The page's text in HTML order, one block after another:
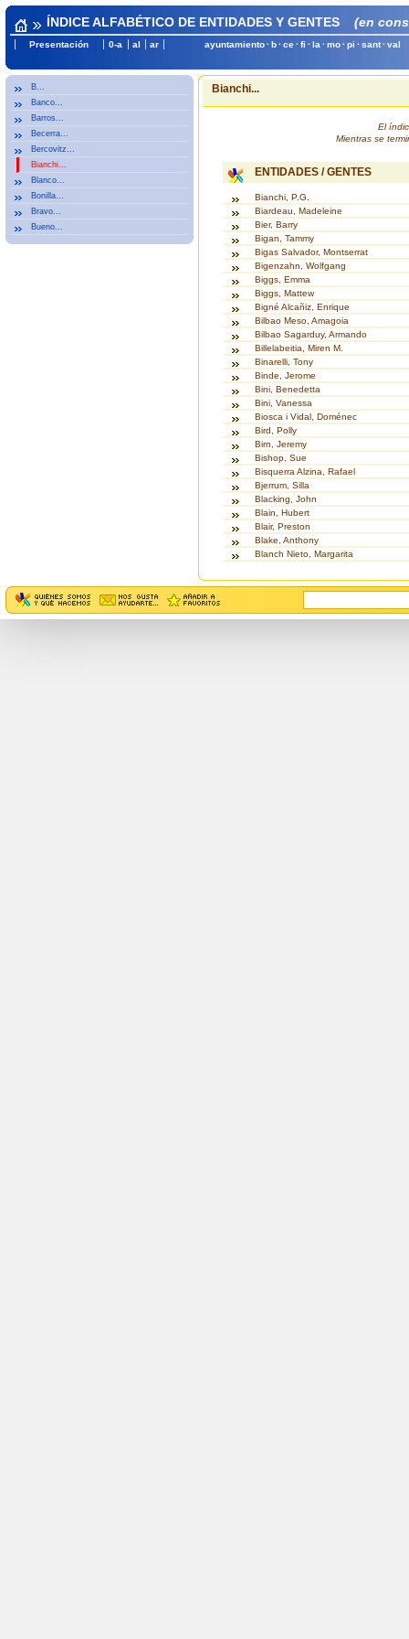
ÍNDICE ALFABÉTICO DE ENTIDADES Y GENTES (en
Presentación 0-a al ar ayuntamiento · b · ce · fi · la · mo · pi · sant · val
B...
Banco...
Barros...
Becerra...
Bercovitz...
Bianchi...
Blanco...
Bonilla...
Bravo...
Bueno...
Bianchi...
El
Mientras se
ENTIDADES / GENTES
Bianchi, P.G.
Biardeau, Madeleine
Bier, Barry
Bigan, Tammy
Bigas Salvador, Montserrat
Bigenzahn, Wolfgang
Biggs, Emma
Biggs, Mattew
Bigné Alcañiz, Enrique
Bilbao Meso, Amagoia
Bilbao Sagarduy, Armando
Billelabeitia, Miren M.
Binarelli, Tony
Binde, Jerome
Bini, Benedetta
Bini, Vanessa
Biosca i Vidal, Doménec
Bird, Polly
Birn, Jeremy
Bishop, Sue
Bisquerra Alzina, Rafael
Bjerrum, Silla
Blacking, John
Blain, Hubert
Blair, Preston
Blake, Anthony
Blanch Nieto, Margarita